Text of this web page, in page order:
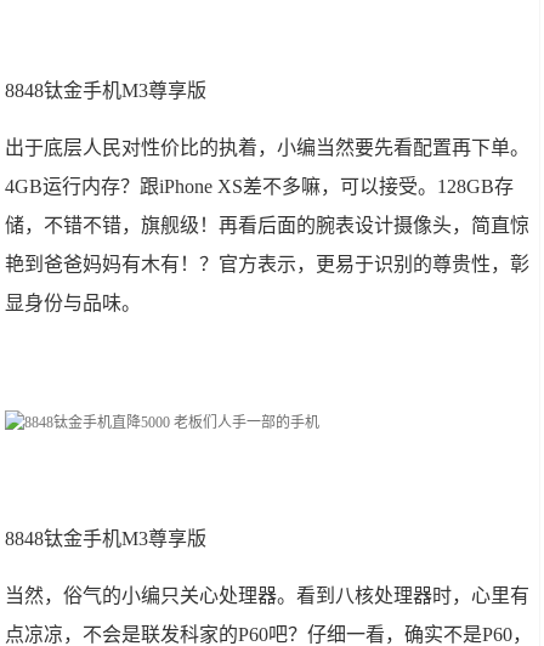
8848钛金手机M3尊享版
出于底层人民对性价比的执着，小编当然要先看配置再下单。
4GB运行内存？跟iPhone XS差不多嘛，可以接受。128GB存
储，不错不错，旗舰级！再看后面的腕表设计摄像头，简直惊
艳到爸爸妈妈有木有！？官方表示，更易于识别的尊贵性，彰
显身份与品味。
8848钛金手机M3尊享版
当然，俗气的小编只关心处理器。看到八核处理器时，心里有
点凉凉，不会是联发科家的P60吧？仔细一看，确实不是P60，